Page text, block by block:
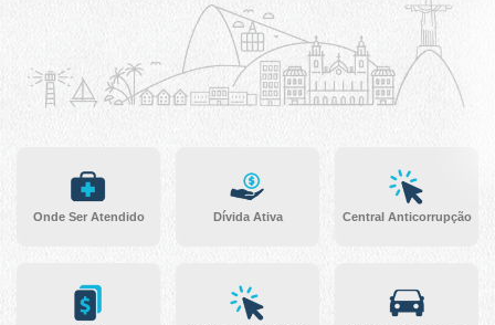
Onde Ser Atendido Dívida Ativa Central Anticorrupção